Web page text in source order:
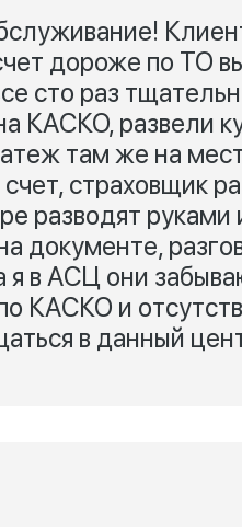
дороже по ТО
сто раз
КАСКО, развели
там же на
страховщик
разводят руками
документе,
я в АСЦ они
КАСКО и
в данный